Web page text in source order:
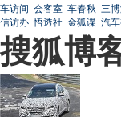
车访间 会客室 车春秋 三
信访办 悟透社 金狐谍 汽
搜狐博